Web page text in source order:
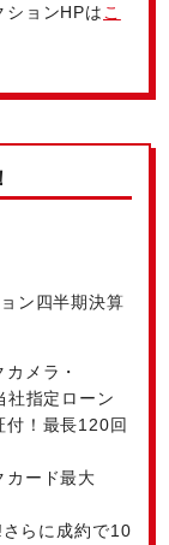
ションHPは こ
ン四半期決算
メラ・
社指定ローン
付！最長120回
カード最大
らに成約で10